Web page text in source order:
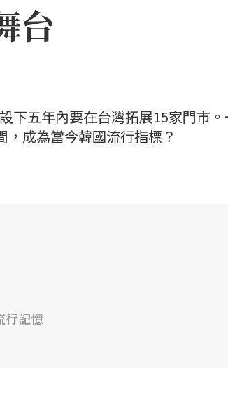
台
下五年內要在台灣拓展15家門市
成為當今韓國流行指標？
行記憶